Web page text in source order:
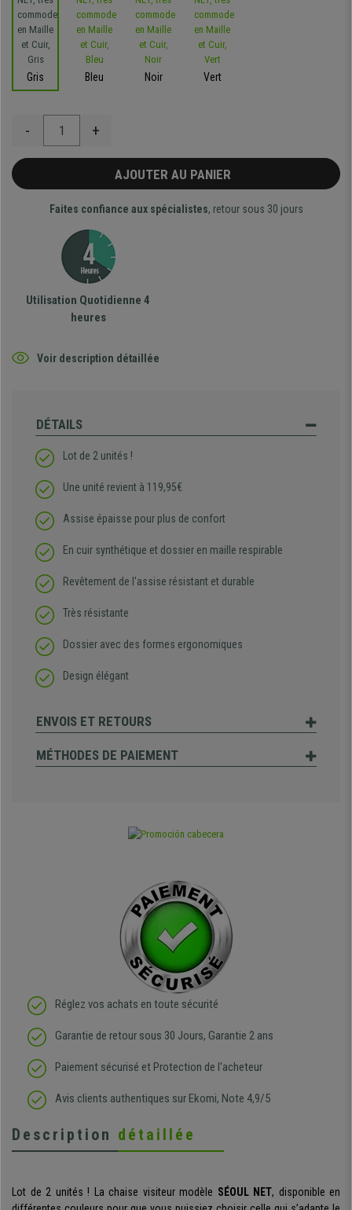
Gris Bleu Noir Vert
- +
AJOUTER AU PANIER
Faites confiance aux spécialistes, retour sous 30 jours
Utilisation Quotidienne 4
heures
Voir description détaillée
DÉTAILS
Lot de 2 unités !
Une unité revient à 119,95€
Assise épaisse pour plus de confort
En cuir synthétique et dossier en maille respirable
Revêtement de l'assise résistant et durable
Très résistante
Dossier avec des formes ergonomiques
Design élégant
ENVOIS ET RETOURS
MÉTHODES DE PAIEMENT
Réglez vos achats en toute sécurité
Garantie de retour sous 30 Jours, Garantie 2 ans
Paiement sécurisé et Protection de l'acheteur
Avis clients authentiques sur Ekomi, Note 4,9/5
Description détaillée
Lot de 2 unités ! La chaise visiteur modèle SÉOUL NET, disponible en